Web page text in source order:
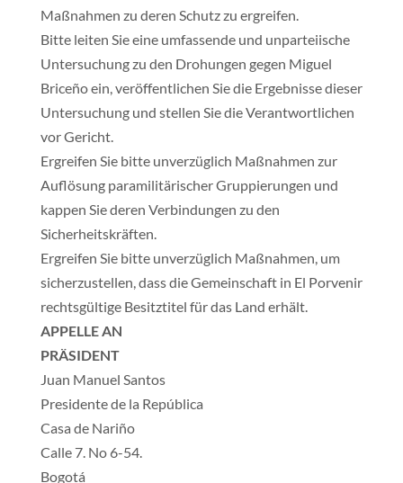
Maßnahmen zu deren Schutz zu ergreifen.
Bitte leiten Sie eine umfassende und unparteiische
Untersuchung zu den Drohungen gegen Miguel
Briceño ein, veröffentlichen Sie die Ergebnisse dieser
Untersuchung und stellen Sie die Verantwortlichen
vor Gericht.
Ergreifen Sie bitte unverzüglich Maßnahmen zur
Auflösung paramilitärischer Gruppierungen und
kappen Sie deren Verbindungen zu den
Sicherheitskräften.
Ergreifen Sie bitte unverzüglich Maßnahmen, um
sicherzustellen, dass die Gemeinschaft in El Porvenir
rechtsgültige Besitztitel für das Land erhält.
APPELLE AN
PRÄSIDENT
Juan Manuel Santos
Presidente de la República
Casa de Nariño
Calle 7. No 6-54.
Bogotá